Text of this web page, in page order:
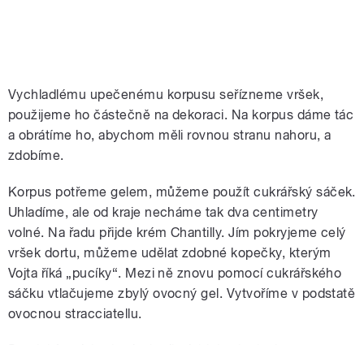
Vychladlému upečenému korpusu seřízneme vršek,
použijeme ho částečně na dekoraci. Na korpus dáme tác
a obrátíme ho, abychom měli rovnou stranu nahoru, a
zdobíme.
Korpus potřeme gelem, můžeme použít cukrářský sáček.
Uhladíme, ale od kraje necháme tak dva centimetry
volné. Na řadu přijde krém Chantilly. Jím pokryjeme celý
vršek dortu, můžeme udělat zdobné kopečky, kterým
Vojta říká „pucíky“. Mezi ně znovu pomocí cukrářského
sáčku vtlačujeme zbylý ovocný gel. Vytvoříme v podstatě
ovocnou stracciatellu.